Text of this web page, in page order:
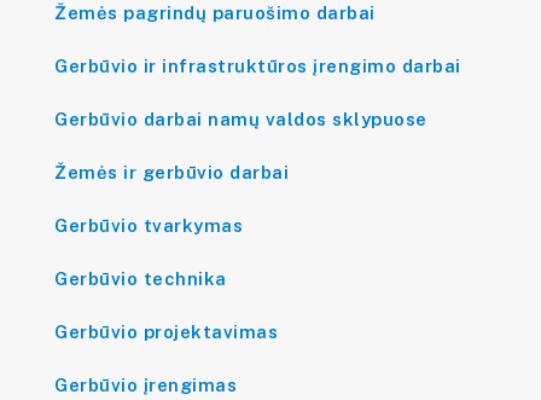
Žemės pagrindų paruošimo darbai
Gerbūvio ir infrastruktūros įrengimo darbai
Gerbūvio darbai namų valdos sklypuose
Žemės ir gerbūvio darbai
Gerbūvio tvarkymas
Gerbūvio technika
Gerbūvio projektavimas
Gerbūvio įrengimas